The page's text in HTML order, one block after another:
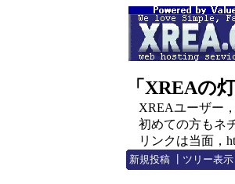
「XREAの
XREAユーザー，
初めての方もネ
リンクは当面，
新規投稿 ツリー表示